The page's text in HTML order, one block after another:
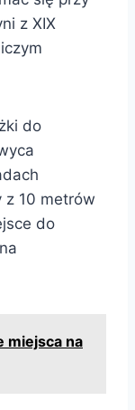
z XIX
do
z 10 metrów
do
miejsca na